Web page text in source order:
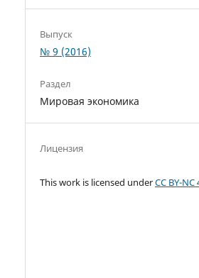
Выпуск
№ 9 (2016)
Раздел
Мировая экономика
Лицензия
This work is licensed underCC BY-NC